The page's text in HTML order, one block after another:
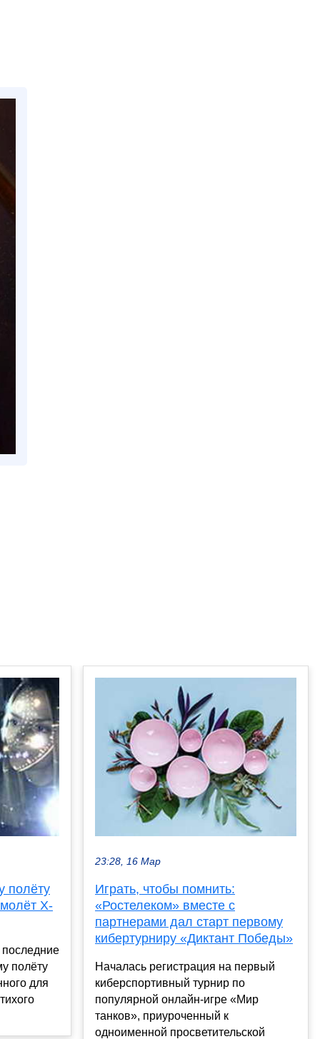
полёту
X-
полёту
для
23:28, 16 Мар
Играть, чтобы помнить:
«Ростелеком» вместе с
партнерами дал старт первому
кибертурниру «Диктант Победы»
Началась регистрация на первый
киберспортивный турнир по
популярной онлайн-игре «Мир
танков», приуроченный к
одноименной просветительской